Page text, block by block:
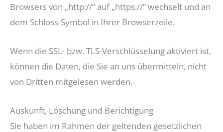
Browsers von „http://“ auf „https://“ wechselt und an
dem Schloss-Symbol in Ihrer Browserzeile.
Wenn die SSL- bzw. TLS-Verschlüsselung aktiviert ist,
können die Daten, die Sie an uns übermitteln, nicht
von Dritten mitgelesen werden.
Auskunft, Löschung und Berichtigung
Sie haben im Rahmen der geltenden gesetzlichen